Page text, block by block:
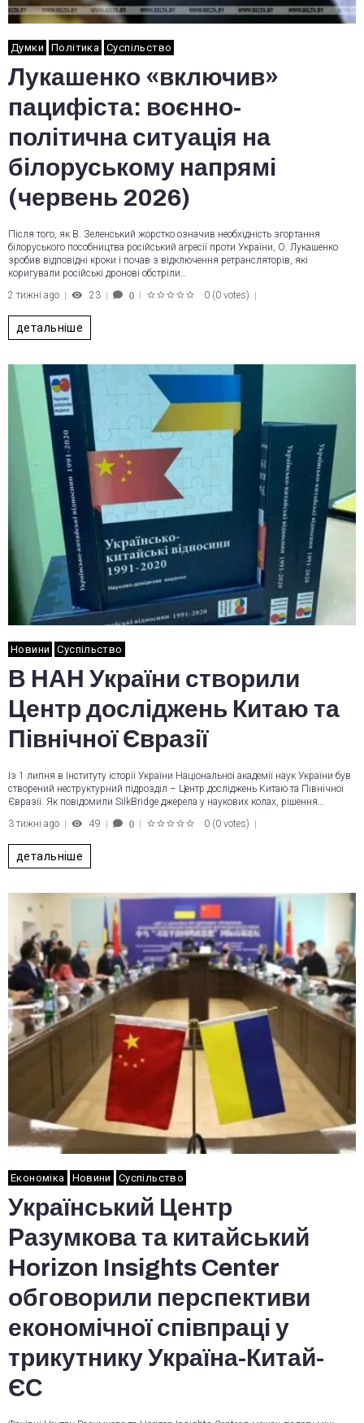
Думки Політика Суспільство
Лукашенко «включив»
пацифіста: воєнно-
політична ситуація на
білоруському напрямі
(червень 2026)
Після того, як В. Зеленський жорстко означив необхідність згортання
білоруського пособництва російський агресії проти України, О. Лукашенко
зробив відповідні кроки і почав з відключення ретрансляторів, які
коригували російські дронові обстріли…
2 тижні ago
23 0 0 (0 votes)
детальніше
Новини Суспільство
В НАН України створили
Центр досліджень Китаю та
Північної Євразії
Із 1 липня в Інституту історії України Національної академії наук України був
створений неструктурний підрозділ – Центр досліджень Китаю та Північної
Євразії. Як повідомили SilkBridge джерела у наукових колах, рішення…
3 тижні ago
49 0 0 (0 votes)
детальніше
Економіка Новини Суспільство
Український Центр
Разумкова та китайський
Horizon Insights Center
обговорили перспективи
економічної співпраці у
трикутнику Україна-Китай-
ЄС